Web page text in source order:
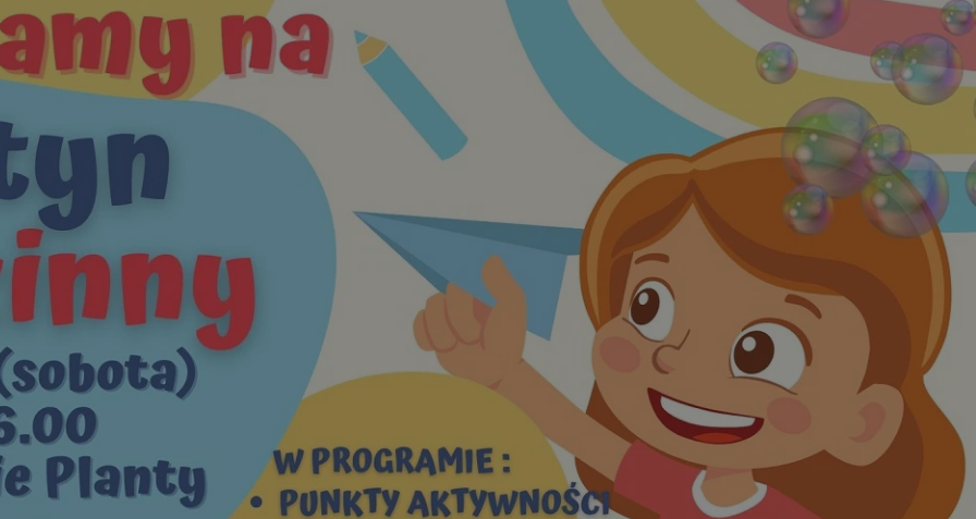
Domena
przechowywania
Opis
rudaslaska.com.pl 1 rok
Ten plik cookie przechowuje identyfikator sesji.
rudaslaska.com.pl 1 rok
Ten plik cookie przechowuje identyfikator sesji.
1 rok
Ten plik cookie przechowuje identyfikator sesji.
.tiktok.com
Ten plik cookie jest używany do celów
uwierzytelniania i bezpieczeństwa, zapewniając, że
użytkownicy pozostają zalogowani, a ich dane są
zabezpieczone, jak poruszać się przez witrynę
internetową lub interakcji z jej usług.
.x.com
Ten plik cookie służy do rozróżniania ludzi i botów.
Jest to korzystne dla strony internetowej, ponieważ
umożliwia tworzenie ważnych raportów na temat
korzystania z jej witryny internetowej.
Cloudflare Inc.
.twitter.com
29 minut 59
sekund
Ten plik cookie służy do rozróżniania ludzi i botów.
Jest to korzystne dla strony internetowej, ponieważ
umożliwia tworzenie ważnych raportów na temat
korzystania z jej witryny internetowej.
YouTube
.youtube.com
Ten plik cookie jest używany do przechowywania
zgody użytkownika i wyboru prywatności dla ich
ustawienia prywatności, zapewniając, że ich
preferencje zostaną uhonorowane w przyszłych
4 tygodnie 2 dni
Ten plik cookie jest używany przez usługę Cookie-
Polityce prywatności Google